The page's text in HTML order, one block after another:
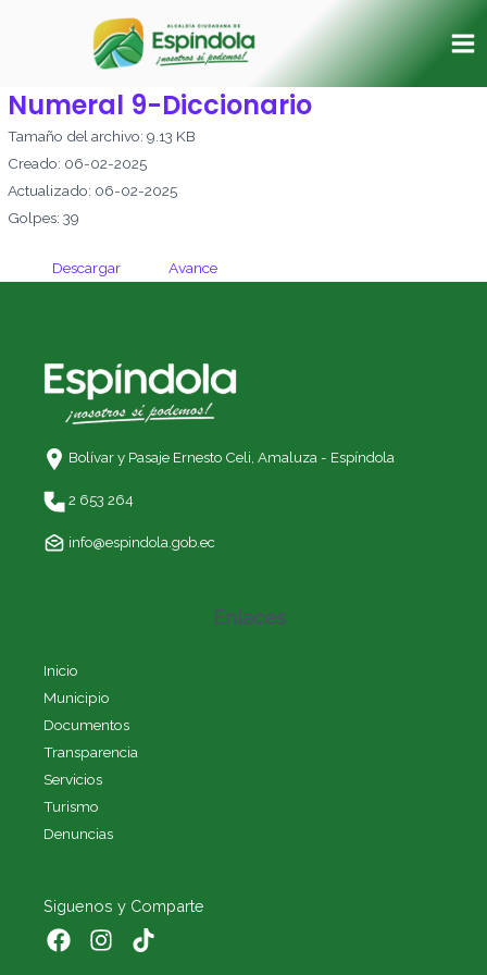
Numeral 9-Diccionario
Tamaño del archivo: 9.13 KB
Creado: 06-02-2025
Actualizado: 06-02-2025
Golpes: 39
Descargar Avance
Bolívar y Pasaje Ernesto Celi, Amaluza - Espíndola
2 653 264
info@espindola.gob.ec
Enlaces
Inicio
Municipio
Documentos
Transparencia
Servicios
Turismo
Denuncias
Siguenos y Comparte